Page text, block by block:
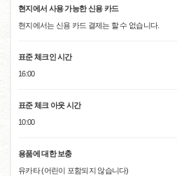
현지에서 사용 가능한 신용 카드
현지에서는 신용 카드 결제는 할 수 없습니다.
표준 체크인 시간
16:00
표준 체크 아웃 시간
10:00
용품에 대한 보충
유카타 (어린이 포함되지 않습니다)